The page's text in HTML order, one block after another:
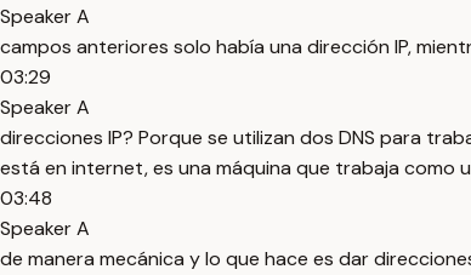
Speaker A
campos anteriores solo había una dirección IP,
03:29
Speaker A
direcciones IP? Porque se utilizan dos DNS para
está en internet, es una máquina que trabaja como
03:48
Speaker A
de manera mecánica y lo que hace es dar